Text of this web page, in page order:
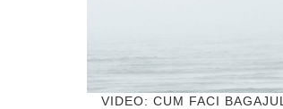
VIDEO: CUM FACI BAGAJUL